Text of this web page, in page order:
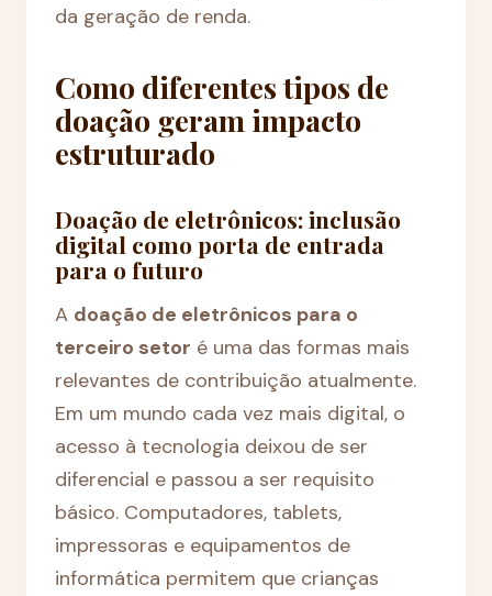
da geração de renda.
Como diferentes tipos de
doação geram impacto
estruturado
Doação de eletrônicos: inclusão
digital como porta de entrada
para o futuro
A doação de eletrônicos para o
terceiro setor é uma das formas mais
relevantes de contribuição atualmente.
Em um mundo cada vez mais digital, o
acesso à tecnologia deixou de ser
diferencial e passou a ser requisito
básico. Computadores, tablets,
impressoras e equipamentos de
informática permitem que crianças